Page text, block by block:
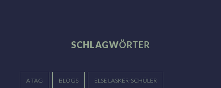
SCHLAGWÖRTER
A TAG BLOGS ELSE LASKER-SCHÜLER